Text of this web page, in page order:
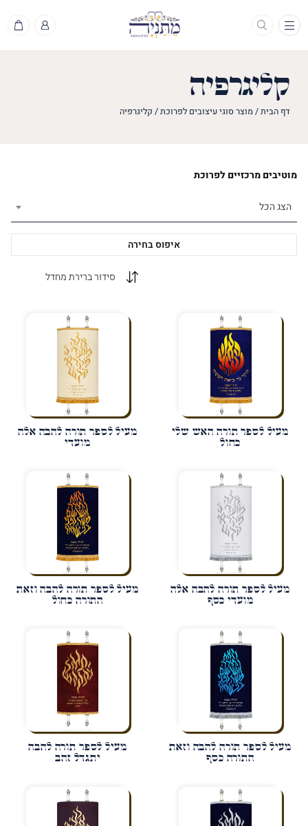
תפריט
קליגרפיה
דף הבית/ מוצר סוגי עיצובים לפרוכת/ קליגרפיה
מוטיבים מרכזיים לפרוכת
הצג הכל
איפוס בחירה
מעיל לספר תורה האש שלי
כחול
מעיל לספר תורה להבה אלה
מועדי
מעיל לספר תורה להבה אלה
מועדי כסף
מעיל לספר תורה להבה וזאת
התורה כחול
מעיל לספר תורה להבה וזאת
התורה כסף
מעיל לספר תורה להבה
יתגדל זהב